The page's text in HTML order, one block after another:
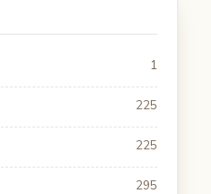
1
225
225
295